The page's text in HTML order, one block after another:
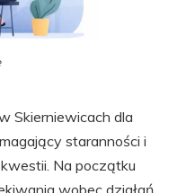
Skierniewicach dla
staranności i
Na początku
wobec działań